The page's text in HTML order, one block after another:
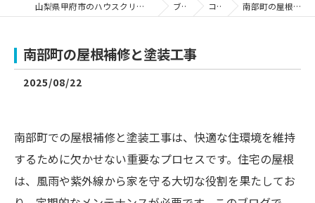
山梨県甲府市のハウスクリーニングなら株式会社楽く～ん ブログ コラム 南部町の屋根補修と塗装工事
南部町の屋根補修と塗装工事
2025/08/22
南部町での屋根補修と塗装工事は、快適な住環境を維持
するために欠かせない重要なプロセスです。住宅の屋根
は、風雨や紫外線から家を守る大切な役割を果たしてお